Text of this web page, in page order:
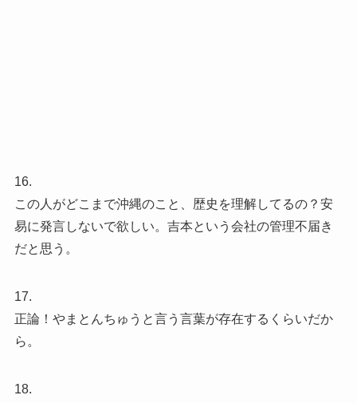
16.
この人がどこまで沖縄のこと、歴史を理解してるの？安
易に発言しないで欲しい。吉本という会社の管理不届き
だと思う。
17.
正論！やまとんちゅうと言う言葉が存在するくらいだか
ら。
18.